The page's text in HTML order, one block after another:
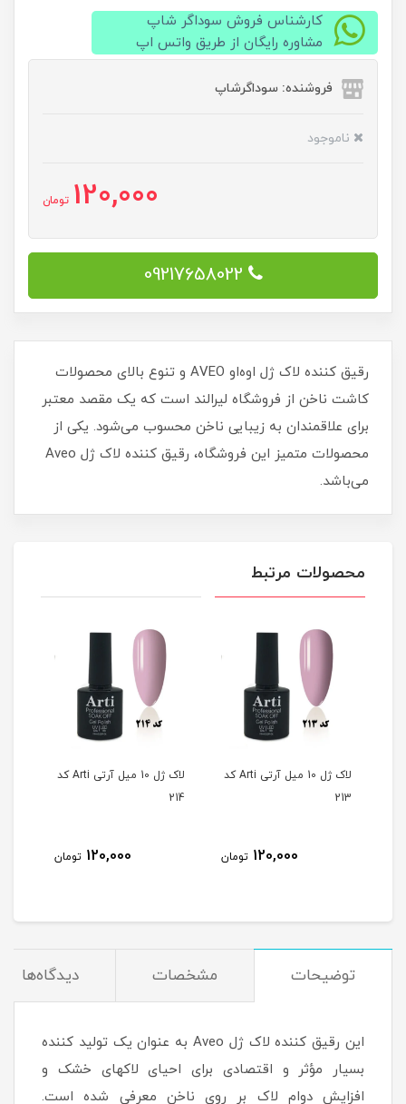
کارشناس فروش سوداگر شاپ
مشاوره رایگان از طریق واتس اپ
فروشنده: سوداگرشاپ
ناموجود
120,000 تومان
09217658022
رقیق کننده لاک ژل اوه‌او AVEO و تنوع بالای محصولات
کاشت ناخن از فروشگاه لیرالند است که یک مقصد معتبر
برای علاقمندان به زیبایی ناخن محسوب می‌شود. یکی از
محصولات متمیز این فروشگاه، رقیق کننده لاک ژل Aveo
می‌باشد.
محصولات مرتبط
لاک ژل 10 میل آرتی Arti کد
213
120,000 تومان
لاک ژل 10 میل آرتی Arti کد
214
120,000 تومان
توضیحات مشخصات دیدگاه‌ها
این رقیق کننده لاک ژل Aveo به عنوان یک تولید کننده
بسیار مؤثر و اقتصادی برای احیای لاکهای خشک و
افزایش دوام لاک بر روی ناخن معرفی شده است.